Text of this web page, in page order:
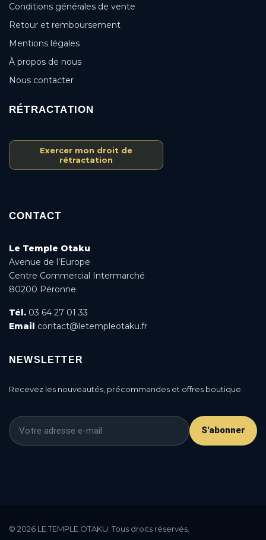
Module manager / AN Cookie Popup.
Conditions générales de vente
Retour et remboursement
Mentions légales
À propos de nous
Nous contacter
RÉTRACTATION
Exercer mon droit de
rétractation
CONTACT
Le Temple Otaku
Avenue de l’Europe
Centre Commercial Intermarché
80200 Péronne
Tél. 03 64 27 01 33
Email contact@letempleotaku.fr
NEWSLETTER
Recevez les nouveautés, précommandes et offres boutique.
S'abonner
© 2026 LE TEMPLE OTAKU. Tous droits réservés.